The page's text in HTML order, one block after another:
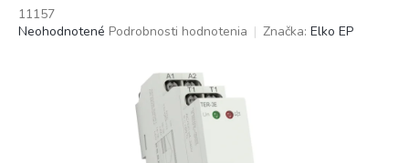
11157
Priemerné
Neohodnotené Podrobnosti hodnotenia Značka: Elko EP